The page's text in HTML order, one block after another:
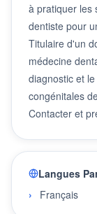
à pratiquer les
dentiste pour
Titulaire d'un
médecine
diagnostic et
congénitales
Contacter et
Langues
Français